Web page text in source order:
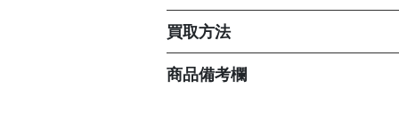
買取方法
商品備考欄